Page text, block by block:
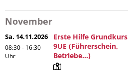
November
Sa. 14.11.2026
08:30 - 16:30
Uhr
Erste Hilfe Grundkurs
9UE (Führerschein,
Betriebe...)